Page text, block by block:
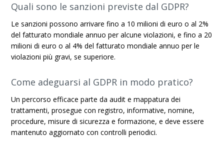
Quali sono le sanzioni previste dal GDPR?
Le sanzioni possono arrivare fino a 10 milioni di euro o al 2%
del fatturato mondiale annuo per alcune violazioni, e fino a 20
milioni di euro o al 4% del fatturato mondiale annuo per le
violazioni più gravi, se superiore.
Come adeguarsi al GDPR in modo pratico?
Un percorso efficace parte da audit e mappatura dei
trattamenti, prosegue con registro, informative, nomine,
procedure, misure di sicurezza e formazione, e deve essere
mantenuto aggiornato con controlli periodici.